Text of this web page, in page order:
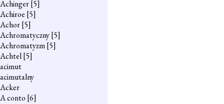
Achinger[5]
Achiroe [5]
Achor[5]
Achromatyczny[5]
Achromatyzm[5]
Achtel[5]
acimut
acimutalny
Acker
A conto [6]